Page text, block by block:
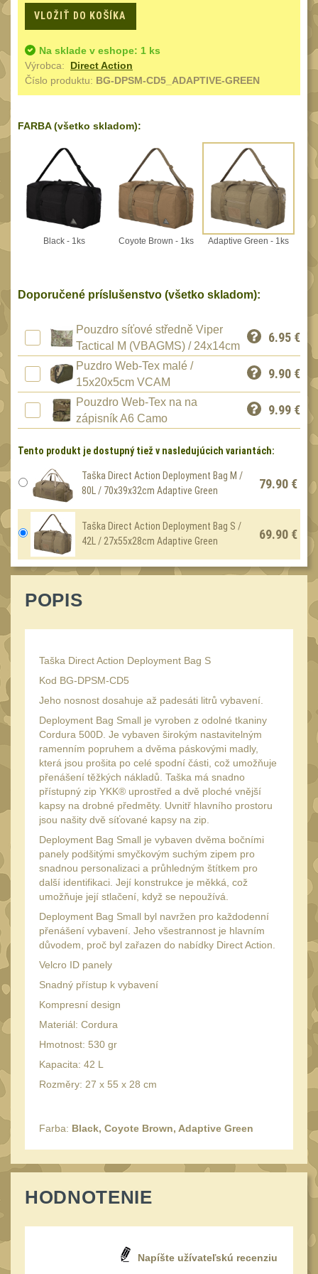
Speciální pouzdra III
Pouzdra na láhev
Pouzdra na toaletní
potřeby 3
lékárničku
elektroniku
Pouzdra a kapsy na
suchý zip
Stehenní pouzdra
Cestovné púzdra
Peněženky 15
Doplňky378
Ramenní popruhy a
vycpávky
Karabiny a přezky 75
Kroužky, šňůrky,
koncovky
Nášivky
Samonavíjecí držáky1
Zámky1
Nepromokavý potahy a
vaky18
Adaptéry
Lékárničky
Ostatní
MONTÁŽE PRO OPTIKU
Adaptéry a risery 40
Boční montáže 11
Montáže pro optiku 179
1" Picatinny
1" Dovetail 13
30mm Picatinny47
30mm Dovetail14
34mm 31
Montáže pre kolimátory
Ostatní 13
Montáže na hlaveň
Montáže pro svítilny
Pre AK 11
Pre M4/AR1529
Ostatní14
Pažby51
VLOŽIŤ DO KOŠÍKA
Na sklade v eshope: 1 ks
Výrobca: Direct Action
Číslo produktu: BG-DPSM-CD5_ADAPTIVE-GREEN
FARBA (všetko skladom):
Black - 1ks Coyote Brown - 1ks Adaptive Green - 1ks
Doporučené príslušenstvo (všetko skladom):
Pouzdro síťové středně Viper
Tactical M (VBAGMS) / 24x14cm
6.95 €
Puzdro Web-Tex malé /
15x20x5cm VCAM
9.90 €
Pouzdro Web-Tex na na
zápisník A6 Camo
9.99 €
Tento produkt je dostupný tiež v nasledujúcich variantách:
Taška Direct Action Deployment Bag M /
80L / 70x39x32cm Adaptive Green
79.90 €
Taška Direct Action Deployment Bag S /
42L / 27x55x28cm Adaptive Green
69.90 €
POPIS
Taška Direct Action Deployment Bag S
Kod BG-DPSM-CD5
Jeho nosnost dosahuje až padesáti litrů vybavení.
Deployment Bag Small je vyroben z odolné tkaniny
Cordura 500D. Je vybaven širokým nastavitelným
ramenním popruhem a dvěma páskovými madly,
která jsou prošita po celé spodní části, což umožňuje
přenášení těžkých nákladů. Taška má snadno
přístupný zip YKK® uprostřed a dvě ploché vnější
kapsy na drobné předměty. Uvnitř hlavního prostoru
jsou našity dvě síťované kapsy na zip.
Deployment Bag Small je vybaven dvěma bočními
panely podšitými smyčkovým suchým zipem pro
snadnou personalizaci a průhledným štítkem pro
další identifikaci. Její konstrukce je měkká, což
umožňuje její stlačení, když se nepoužívá.
Deployment Bag Small byl navržen pro každodenní
přenášení vybavení. Jeho všestrannost je hlavním
důvodem, proč byl zařazen do nabídky Direct Action.
Velcro ID panely
Snadný přístup k vybavení
Kompresní design
Materiál: Cordura
Hmotnost: 530 gr
Kapacita: 42 L
Rozměry: 27 x 55 x 28 cm
Farba: Black, Coyote Brown, Adaptive Green
HODNOTENIE
Napíšte užívateľskú recenziu